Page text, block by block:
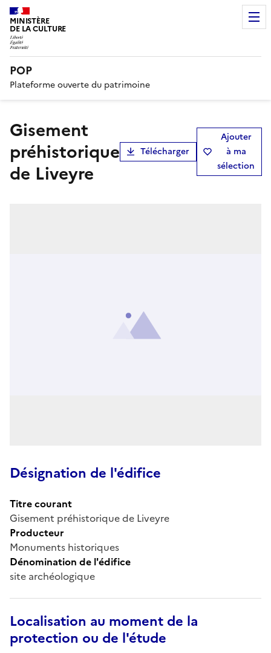
MINISTÈRE
DE LA CULTURE
POP
Plateforme ouverte du patrimoine
Gisement
préhistorique
de Liveyre
Télécharger
Ajouter
à ma
sélection
Désignation de l'édifice
Titre courant
Gisement préhistorique de Liveyre
Producteur
Monuments historiques
Dénomination de l'édifice
site archéologique
Localisation au moment de la
protection ou de l'étude